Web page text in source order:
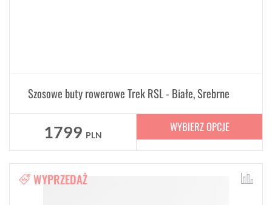
Szosowe buty rowerowe Trek RSL - Białe, Srebrne
1799 PLN
WYBIERZ OPCJE
WYPRZEDAŻ